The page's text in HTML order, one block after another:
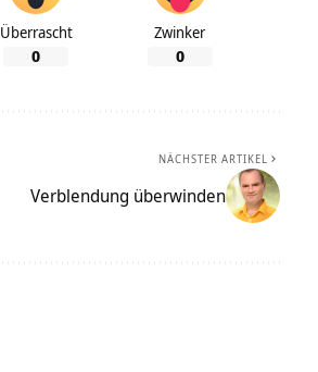
Überrascht
0
Zwinker
0
NÄCHSTER ARTIKEL
Verblendung überwinden